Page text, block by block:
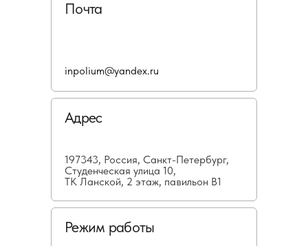
Почта
Адрес
197343, Россия, Санкт-Петербург,
Студенческая улица 10,
ТК Ланской, 2 этаж, павильон В1
Режим работы
inpolium@yandex.ru